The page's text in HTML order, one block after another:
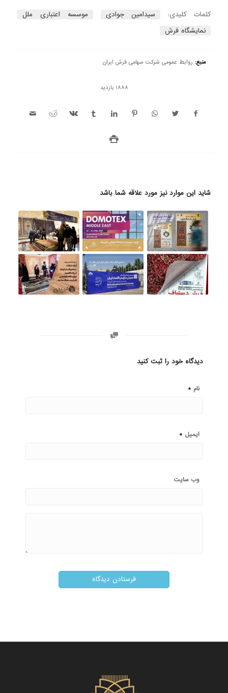
کلمات کلیدی: سیدامین جوادی
موسسه اعتباری ملل
نمایشگاه فرش
منبع: روابط عمومی شرکت سهامی فرش ایران
1888 بازدید
شاید این موارد نیز مورد علاقه شما باشد
دیدگاه خود را ثبت کنید
نام *
ایمیل *
وب‌ سایت